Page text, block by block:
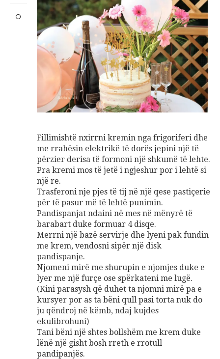
Fillimishtë nxirrni kremin nga frigoriferi dhe
me rrahësin elektrikë të dorës jepini një të
përzier derisa të formoni një shkumë të lehte.
Pra kremi mos të jetë i ngjeshur por i lehtë si
një re.
Trasferoni nje pjes të tij në një qese pastiçerie
për të pasur më të lehtë punimin.
Pandispanjat ndaini në mes në mënyrë të
barabart duke formuar 4 disqe.
Merrni një bazë servirje dhe lyeni pak fundin
me krem, vendosni sipër një disk
pandispanje.
Njomeni mirë me shurupin e njomjes duke e
lyer me një furçe ose spërkateni me lugë.
(Kini parasysh që duhet ta njomni mirë pa e
kursyer por as ta bëni qull pasi torta nuk do
ju qëndroj në këmb, ndaj kujdes
ekulibrohuni)
Tani bëni një shtes bollshëm me krem duke
lënë një gisht bosh rreth e rrotull
pandipanjës.